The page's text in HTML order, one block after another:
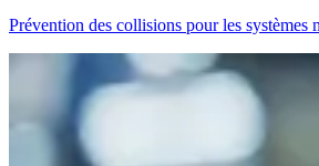
Prévention des collisions pour les systèmes